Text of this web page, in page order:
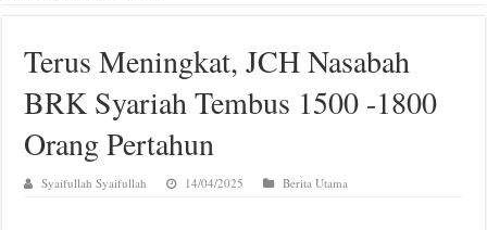
Terus Meningkat, JCH Nasabah
BRK Syariah Tembus 1500 -1800
Orang Pertahun
Syaifullah Syaifullah 14/04/2025 Berita Utama